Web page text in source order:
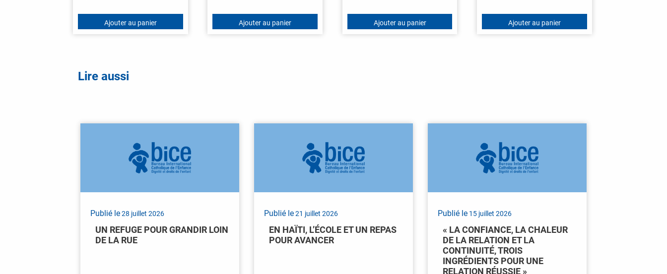
Ajouter au panier Ajouter au panier Ajouter au panier Ajouter au panier
Lire aussi
Publié le28 juillet 2026
UN REFUGE POUR GRANDIR LOIN
DE LA RUE
Publié le21 juillet 2026
EN HAÏTI, L’ÉCOLE ET UN REPAS
POUR AVANCER
Publié le15 juillet 2026
« LA CONFIANCE, LA CHALEUR
DE LA RELATION ET LA
CONTINUITÉ, TROIS
INGRÉDIENTS POUR UNE
RELATION RÉUSSIE »